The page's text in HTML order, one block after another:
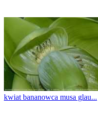
kwiat bananowca musa glau...